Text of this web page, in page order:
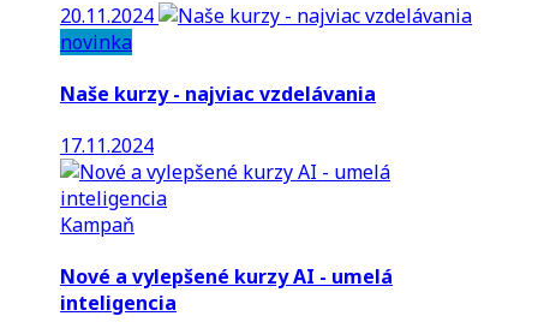
20.11.2024
novinka
Naše kurzy - najviac vzdelávania
17.11.2024
Kampaň
Nové a vylepšené kurzy AI - umelá
inteligencia